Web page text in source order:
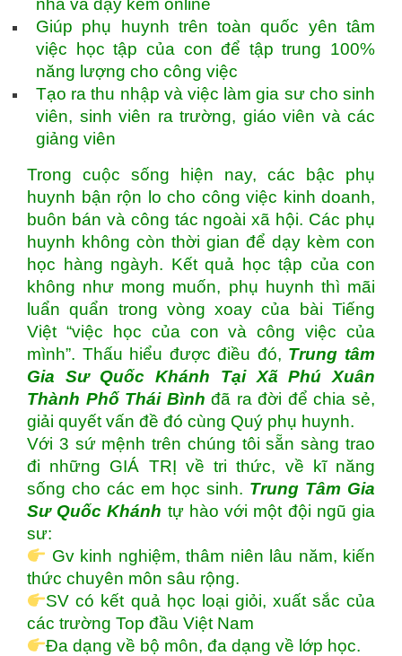
nhà và dạy kèm online
Giúp phụ huynh trên toàn quốc yên tâm
việc học tập của con để tập trung 100%
năng lượng cho công việc
Tạo ra thu nhập và việc làm gia sư cho sinh
viên, sinh viên ra trường, giáo viên và các
giảng viên
Trong cuộc sống hiện nay, các bậc phụ
huynh bận rộn lo cho công việc kinh doanh,
buôn bán và công tác ngoài xã hội. Các phụ
huynh không còn thời gian để dạy kèm con
học hàng ngàyh. Kết quả học tập của con
không như mong muốn, phụ huynh thì mãi
luẩn quẩn trong vòng xoay của bài Tiếng
Việt “việc học của con và công việc của
mình”. Thấu hiểu được điều đó, Trung tâm
Gia Sư Quốc Khánh Tại Xã Phú Xuân
Thành Phố Thái Bình đã ra đời để chia sẻ,
giải quyết vấn đề đó cùng Quý phụ huynh.
Với 3 sứ mệnh trên chúng tôi sẵn sàng trao
đi những GIÁ TRỊ về tri thức, về kĩ năng
sống cho các em học sinh. Trung Tâm Gia
Sư Quốc Khánh tự hào với một đội ngũ gia
sư:
Gv kinh nghiệm, thâm niên lâu năm, kiến
thức chuyên môn sâu rộng.
SV có kết quả học loại giỏi, xuất sắc của
các trường Top đầu Việt Nam
Đa dạng về bộ môn, đa dạng về lớp học.